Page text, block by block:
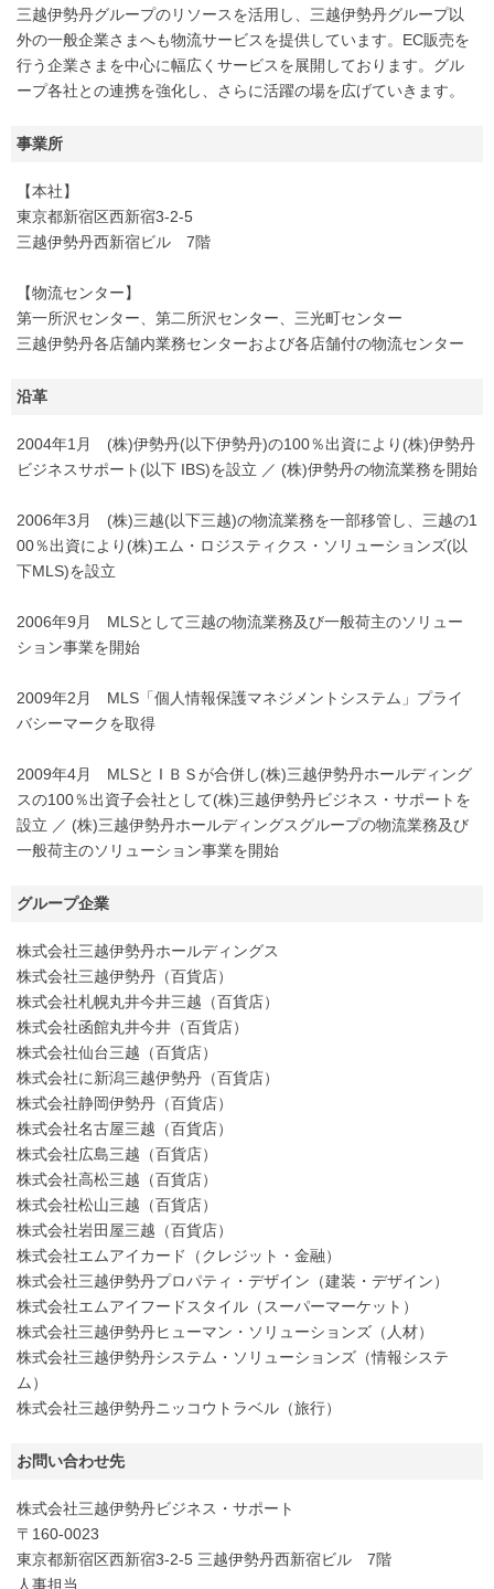
三越伊勢丹グループのリソースを活用し、三越伊勢丹グループ以
外の一般企業さまへも物流サービスを提供しています。EC販売を
行う企業さまを中心に幅広くサービスを展開しております。グル
ープ各社との連携を強化し、さらに活躍の場を広げていきます。
事業所
【本社】
東京都新宿区西新宿3-2-5
三越伊勢丹西新宿ビル 7階
【物流センター】
第一所沢センター、第二所沢センター、三光町センター
三越伊勢丹各店舗内業務センターおよび各店舗付の物流センター
沿革
2004年1月 (株)伊勢丹(以下伊勢丹)の100％出資により(株)伊勢丹
ビジネスサポート(以下 IBS)を設立 ／ (株)伊勢丹の物流業務を開始
2006年3月 (株)三越(以下三越)の物流業務を一部移管し、三越の1
00％出資により(株)エム・ロジスティクス・ソリューションズ(以
下MLS)を設立
2006年9月 MLSとして三越の物流業務及び一般荷主のソリュー
ション事業を開始
2009年2月 MLS「個人情報保護マネジメントシステム」プライ
バシーマークを取得
2009年4月 MLSと I ＢＳが合併し(株)三越伊勢丹ホールディング
スの100％出資子会社として(株)三越伊勢丹ビジネス・サポートを
設立 ／ (株)三越伊勢丹ホールディングスグループの物流業務及び
一般荷主のソリューション事業を開始
グループ企業
株式会社三越伊勢丹ホールディングス
株式会社三越伊勢丹（百貨店）
株式会社札幌丸井今井三越（百貨店）
株式会社函館丸井今井（百貨店）
株式会社仙台三越（百貨店）
株式会社に新潟三越伊勢丹（百貨店）
株式会社静岡伊勢丹（百貨店）
株式会社名古屋三越（百貨店）
株式会社広島三越（百貨店）
株式会社高松三越（百貨店）
株式会社松山三越（百貨店）
株式会社岩田屋三越（百貨店）
株式会社エムアイカード（クレジット・金融）
株式会社三越伊勢丹プロパティ・デザイン（建装・デザイン）
株式会社エムアイフードスタイル（スーパーマーケット）
株式会社三越伊勢丹ヒューマン・ソリューションズ（人材）
株式会社三越伊勢丹システム・ソリューションズ（情報システ
ム）
株式会社三越伊勢丹ニッコウトラベル（旅行）
お問い合わせ先
株式会社三越伊勢丹ビジネス・サポート
〒160-0023
東京都新宿区西新宿3-2-5 三越伊勢丹西新宿ビル 7階
人事担当